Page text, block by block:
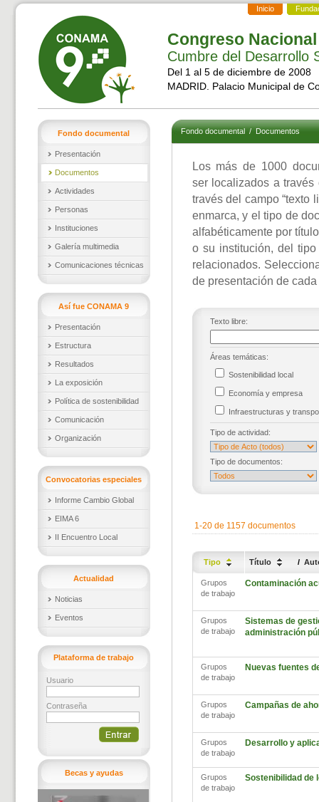
Inicio
Congreso
Cumbre del Desarrollo
Del 1 al 5 de diciembre de 2008
MADRID. Palacio Municipal de
Fondo documental
Presentación
Documentos
Actividades
Personas
Instituciones
Galería multimedia
Comunicaciones técnicas
Así fue CONAMA 9
Presentación
Estructura
Resultados
La exposición
Política de sostenibilidad
Comunicación
Organización
Convocatorias especiales
Informe Cambio Global
EIMA 6
II Encuentro Local
Actualidad
Noticias
Eventos
Plataforma de trabajo
Usuario
Contraseña
Becas y ayudas
Fondo documental/Documentos
Los más de 1000
ser localizados a
través del campo “texto
enmarca, y el tipo de
alfabéticamente por
o su institución, del
relacionados.
de presentación de
Texto libre:
Áreas temáticas:
Sostenibilidad local
Economía y empresa
Infraestructuras y
Tipo de actividad:
Tipo de documentos:
1-20 de 1157 documentos
Tipo Título /
Grupos
de trabajo
Contaminación
Grupos
de trabajo
Sistemas de
administración
Grupos
de trabajo
Nuevas fuentes
Grupos
de trabajo
Campañas de
Grupos
de trabajo
Desarrollo y
Grupos
de trabajo
Sostenibilidad de